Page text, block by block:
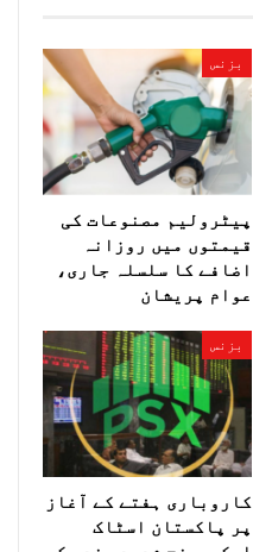
بزنس
پیٹرولیم مصنوعات کی
قیمتوں میں روزانہ
اضافے کا سلسلہ جاری،
عوام پریشان
بزنس
کاروباری ہفتے کے آغاز
پر پاکستان اسٹاک